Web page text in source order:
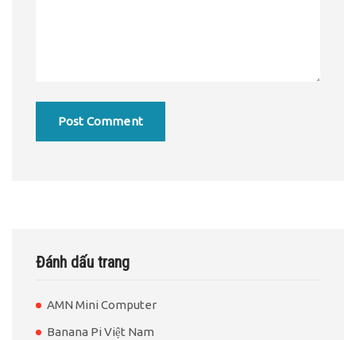
Đánh dấu trang
AMN Mini Computer
Banana Pi Việt Nam